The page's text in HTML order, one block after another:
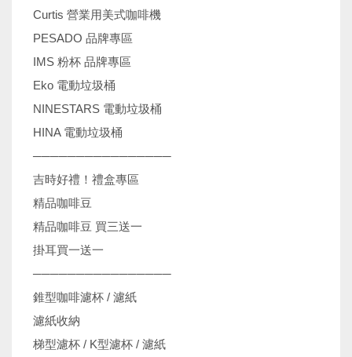
Curtis 營業用美式咖啡機
PESADO 品牌專區
IMS 粉杯 品牌專區
Eko 電動垃圾桶
NINESTARS 電動垃圾桶
HINA 電動垃圾桶
────────────────
吉時好禮！禮盒專區
精品咖啡豆
精品咖啡豆 買三送一
掛耳買一送一
────────────────
錐型咖啡濾杯 / 濾紙
濾紙收納
梯型濾杯 / K型濾杯 / 濾紙